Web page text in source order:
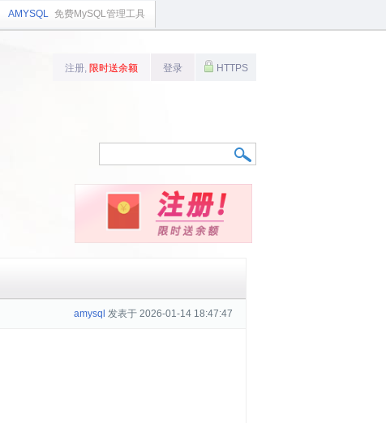
AMYSQL 免费MySQL管理工具
注册, 限时送余额 登录 HTTPS
amysql 发表于 2026-01-14 18:47:47